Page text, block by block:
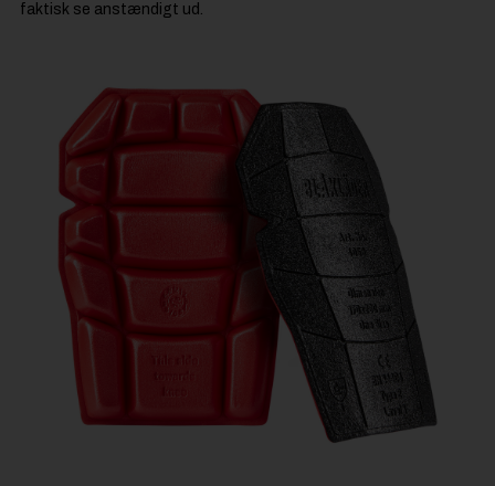
faktisk se anstændigt ud.